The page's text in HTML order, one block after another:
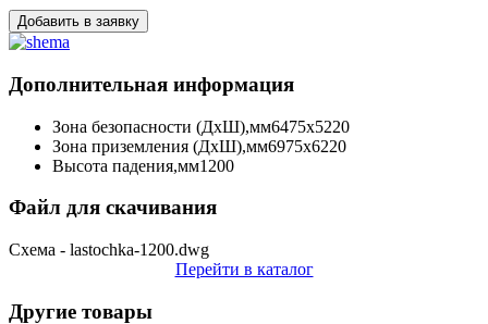
Добавить в заявку
Дополнительная информация
Зона безопасности (ДхШ),мм6475х5220
Зона приземления (ДхШ),мм6975х6220
Высота падения,мм1200
Файл для скачивания
Схема - lastochka-1200.dwg
Перейти в каталог
Другие товары